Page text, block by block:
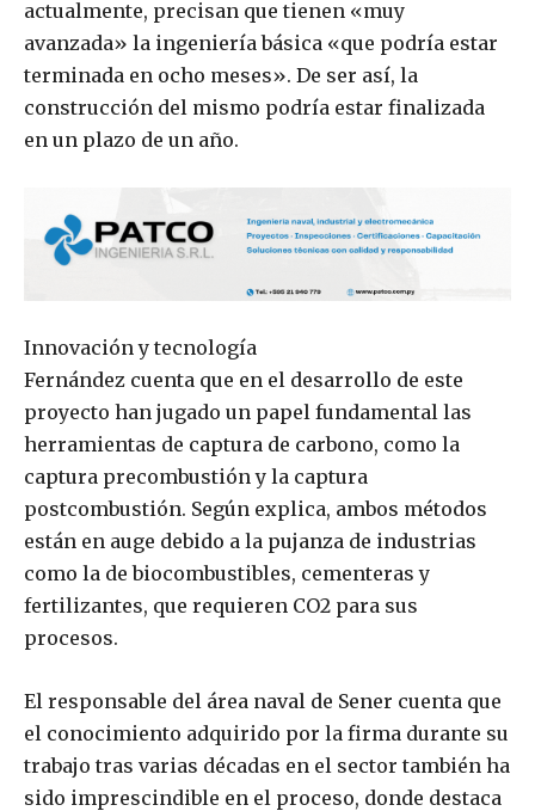
actualmente, precisan que tienen «muy
avanzada» la ingeniería básica «que podría estar
terminada en ocho meses». De ser así, la
construcción del mismo podría estar finalizada
en un plazo de un año.
Innovación y tecnología
Fernández cuenta que en el desarrollo de este
proyecto han jugado un papel fundamental las
herramientas de captura de carbono, como la
captura precombustión y la captura
postcombustión. Según explica, ambos métodos
están en auge debido a la pujanza de industrias
como la de biocombustibles, cementeras y
fertilizantes, que requieren CO2 para sus
procesos.
El responsable del área naval de Sener cuenta que
el conocimiento adquirido por la firma durante su
trabajo tras varias décadas en el sector también ha
sido imprescindible en el proceso, donde destaca